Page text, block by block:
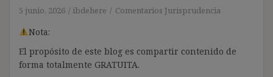
5 junio, 2026 ibdehere Comentarios Jurisprudencia
Nota:
El propósito de este blog es compartir contenido de
forma totalmente GRATUITA.